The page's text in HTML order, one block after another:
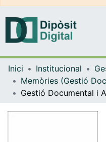
Inici Institucional